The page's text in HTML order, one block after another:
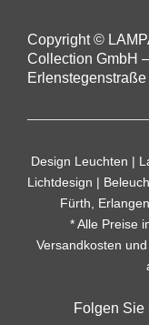
Copyright ©
Collection GmbH
Design Leuchten |
Lichtdesign |
Fürth,
* Alle Preise
Versandkosten
Folgen Sie